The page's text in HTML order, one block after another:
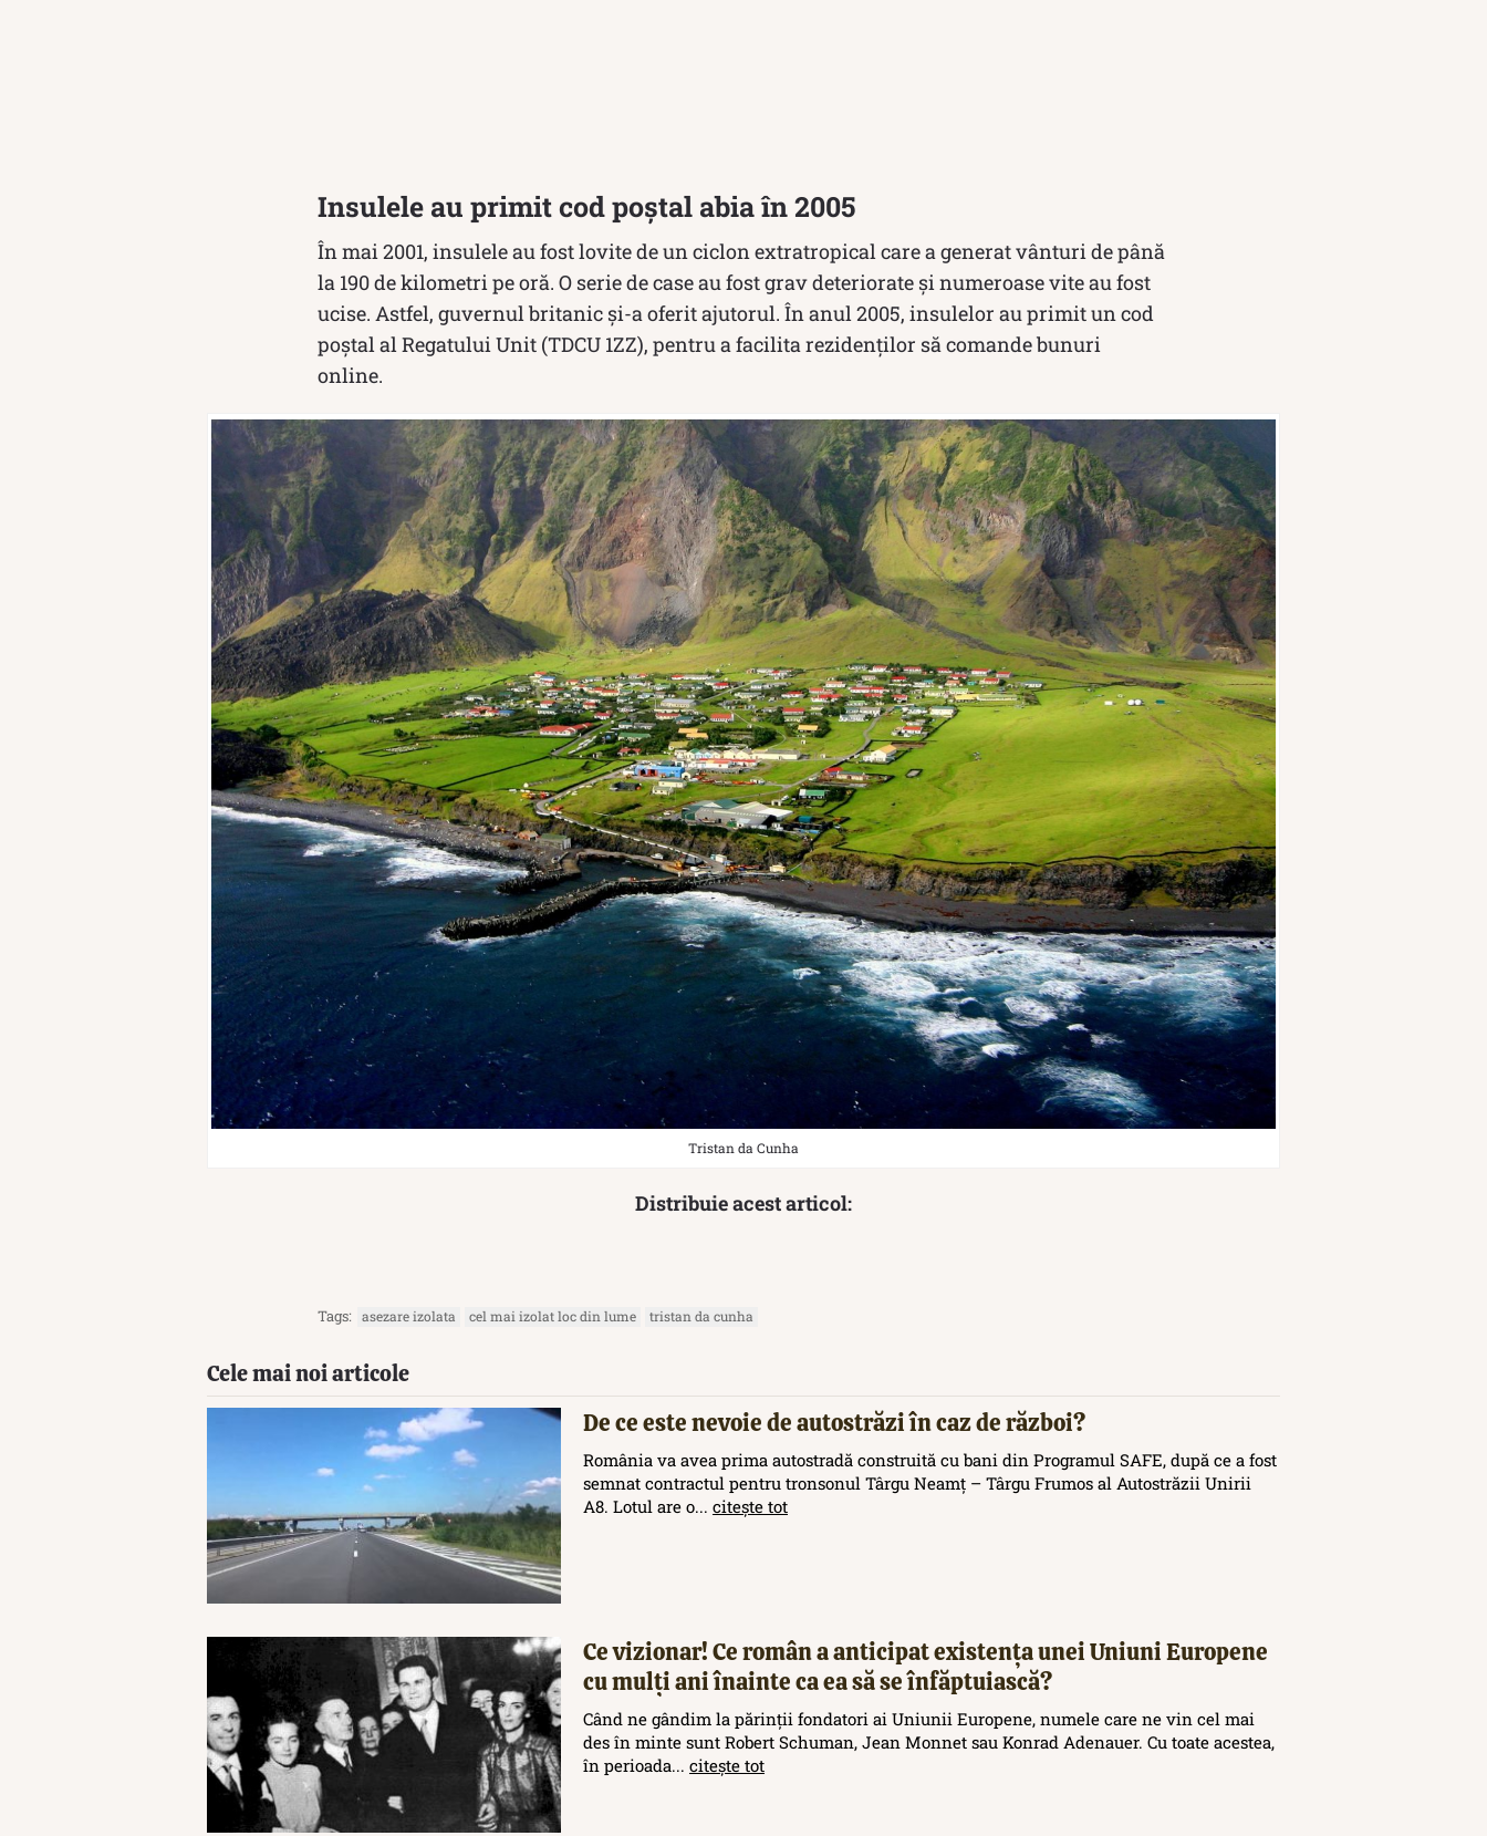
Insulele au primit cod poștal abia în 2005
În mai 2001, insulele au fost lovite de un ciclon extratropical care a generat vânturi de până
la 190 de kilometri pe oră. O serie de case au fost grav deteriorate și numeroase vite au fost
ucise. Astfel, guvernul britanic și-a oferit ajutorul. În anul 2005, insulelor au primit un cod
poștal al Regatului Unit (TDCU 1ZZ), pentru a facilita rezidenților să comande bunuri
online.
Tristan da Cunha
Distribuie acest articol:
Tags: asezare izolata cel mai izolat loc din lume tristan da cunha
Cele mai noi articole
De ce este nevoie de autostrăzi în caz de război?
România va avea prima autostradă construită cu bani din Programul SAFE, după ce a fost
semnat contractul pentru tronsonul Târgu Neamț – Târgu Frumos al Autostrăzii Unirii
A8. Lotul are o... citește tot
Ce vizionar! Ce român a anticipat existența unei Uniuni Europene
cu mulți ani înainte ca ea să se înfăptuiască?
Când ne gândim la părinții fondatori ai Uniunii Europene, numele care ne vin cel mai
des în minte sunt Robert Schuman, Jean Monnet sau Konrad Adenauer. Cu toate acestea,
în perioada... citește tot